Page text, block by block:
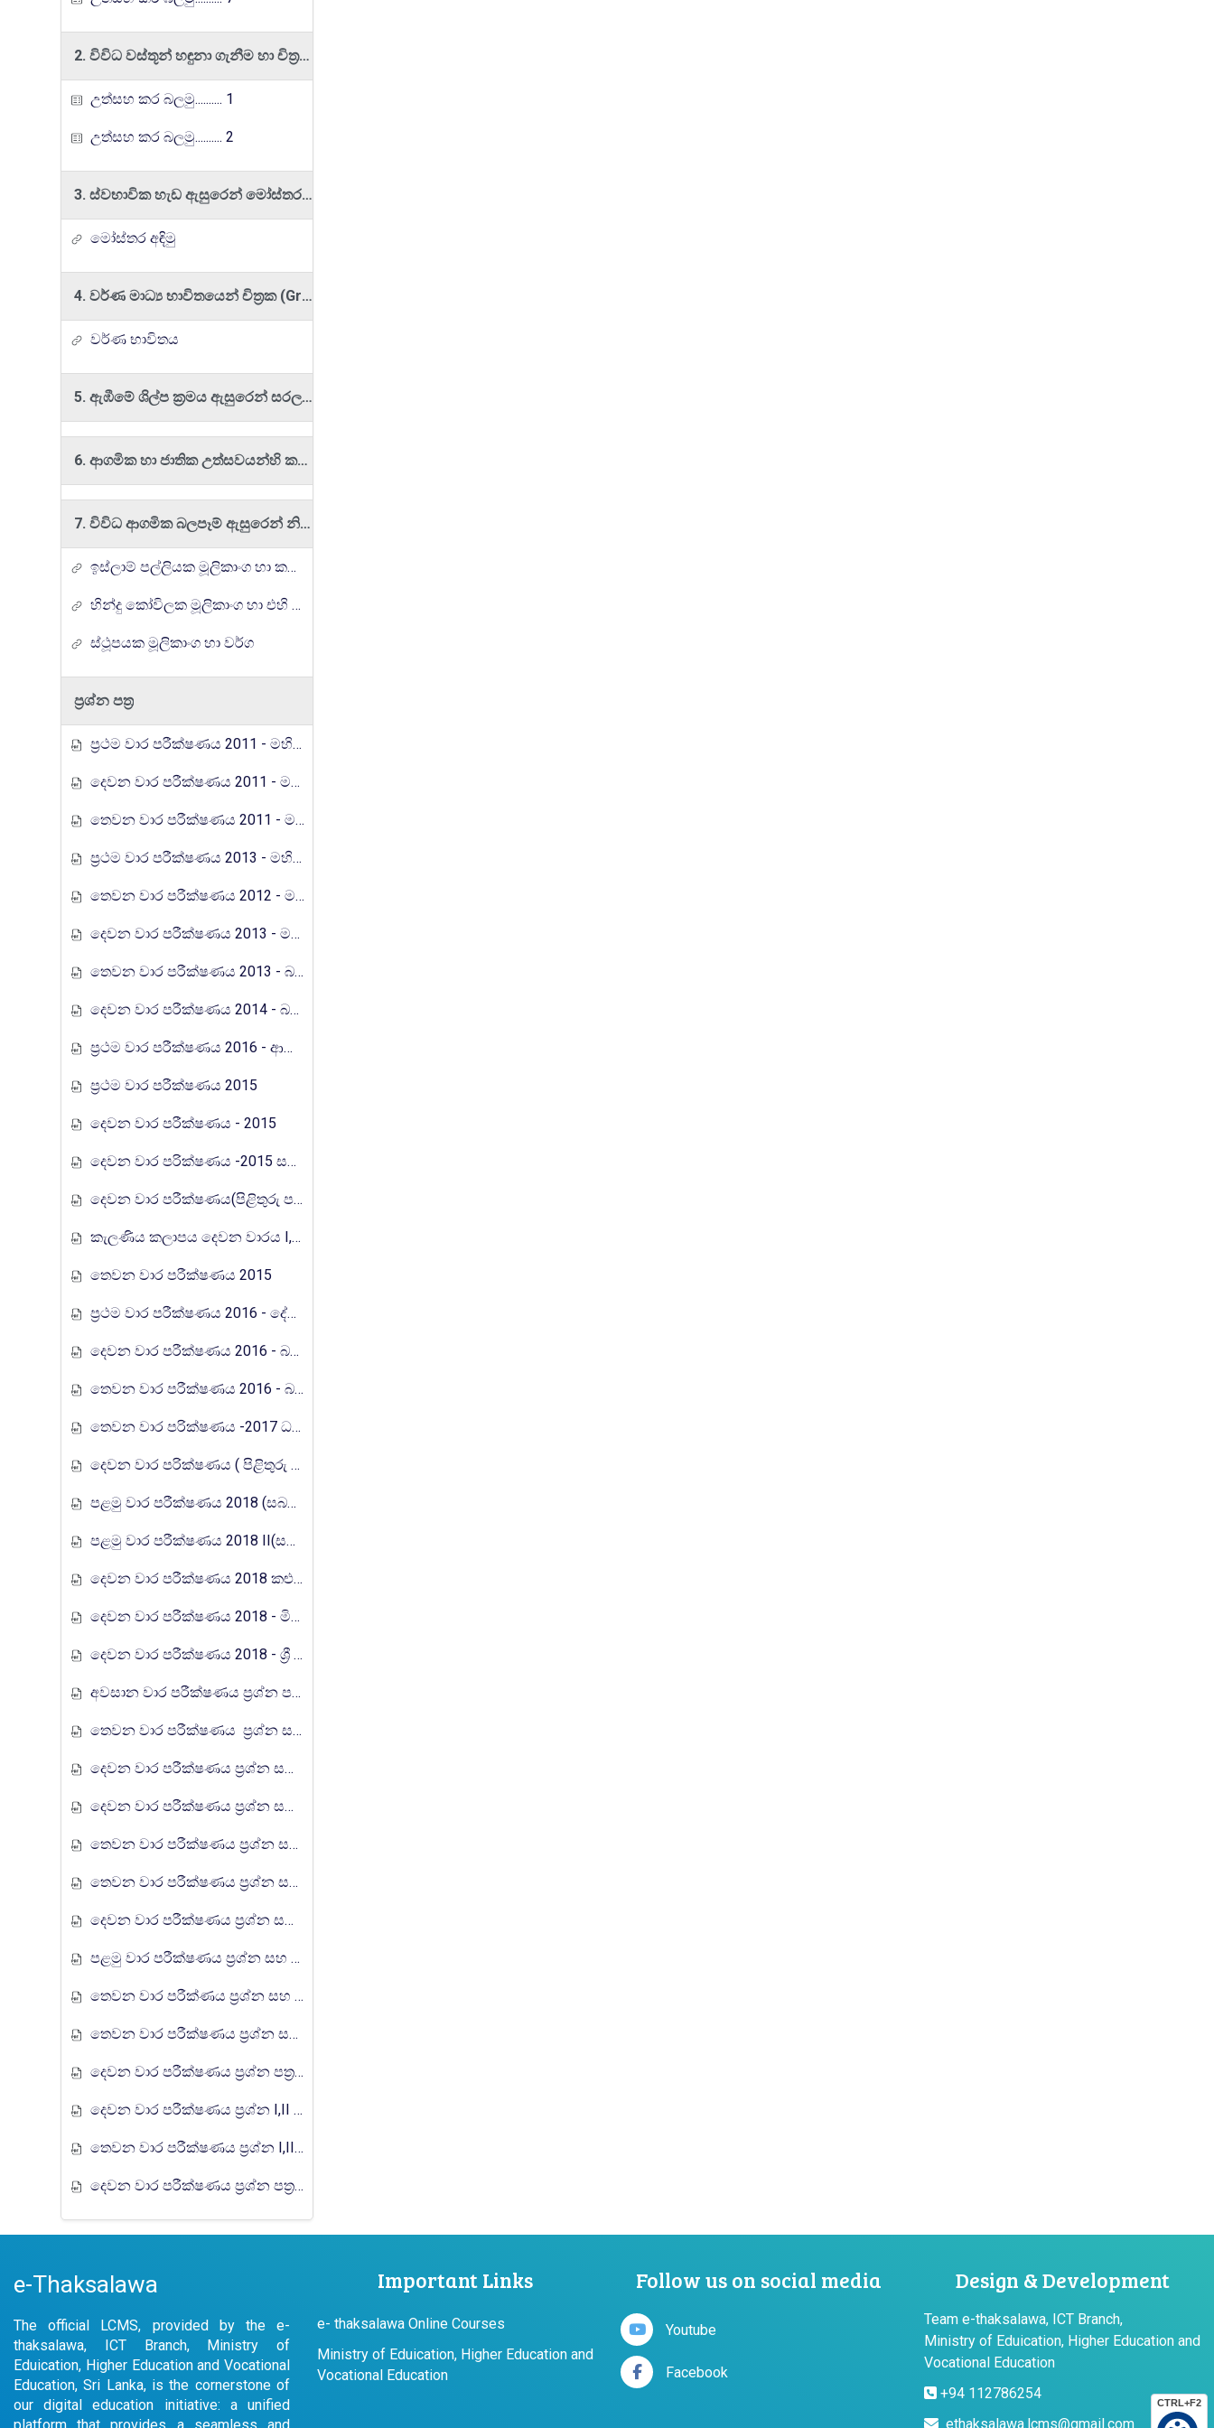
CTRL+F2
2. විවිධ වස්තූන් හඳුනා ගැනීම හා චිත්‍රකරණය කිරීම
උත්සහ කර බලමු.......... 1
උත්සහ කර බලමු.......... 2
3. ස්වභාවික හැඩ ඇසුරෙන් මෝස්තර නිර්මාණය
මෝස්තර අඳිමු
4. වර්ණ මාධ්‍ය භාවිතයෙන් චිත්‍රක (Graphic) නිර්මාණය
වර්ණ භාවිතය
5. ඇඹීමේ ශිල්ප ක්‍රමය ඇසුරෙන් සරල නිර්මාණයක් කරයි
6. ආගමික හා ජාතික උත්සවයන්හි කලාත්මක අංග රසාස්වාදය
7. විවිධ ආගමික බලපෑම් ඇසුරෙන් නිර්මාණය වූ කලා අංග
ඉස්ලාම් පල්ලියක මූලිකාංග හා කලා නිර්මාණ
හින්දු කෝවිලක මූලිකාංග හා එහි කලා නිර්මාණ
ස්ථූපයක මූලිකාංග හා වර්ග
ප්‍රශ්න පත්‍ර
ප්‍රථම වාර පරීක්ෂණය 2011 - මහින්ද රාජපක්ෂ විද්‍යාලය
දෙවන වාර පරීක්ෂණය 2011 - මහින්ද රාජපක්ෂ විද්‍යාලය
තෙවන වාර පරීක්ෂණය 2011 - මහින්ද රාජපක්ෂ විද්‍යාලය
ප්‍රථම වාර පරීක්ෂණය 2013 - මහින්ද රාජපක්ෂ විද්‍යාලය
තෙවන වාර පරීක්ෂණය 2012 - මහින්ද රාජපක්ෂ විද්‍යාලය
දෙවන වාර පරීක්ෂණය 2013 - මහින්ද රාජපක්ෂ විද්‍යාලය.පිටිපන
තෙවන වාර පරීක්ෂණය 2013 - බස්නාහිර පළාත
දෙවන වාර පරීක්ෂණය 2014 - බස්නාහිර පළාත
ප්‍රථම වාර පරීක්ෂණය 2016 - ආනන්ද විද්‍යාලය, කොළඹ 10
ප්‍රථම වාර පරීක්ෂණය 2015
දෙවන වාර පරීක්ෂණය - 2015
දෙවන වාර පරික්ෂණය -2015 සබරගමුව පළාත
දෙවන වාර පරීක්ෂණය(පිළිතුරු පත්‍ර) - 2015
කැලණිය කලාපය දෙවන වාරය I,II ප්‍රශ්න පත්‍ර 2015
තෙවන වාර පරීක්ෂණය 2015
ප්‍රථම වාර පරීක්ෂණය 2016 - දේවි බාලිකා විද්‍යාලය, කොළඹ
දෙවන වාර පරීක්ෂණය 2016 - බස්නාහිර පළාත
තෙවන වාර පරීක්ෂණය 2016 - බස්නාහිර පළාත
තෙවන වාර පරික්ෂණය -2017 ධර්මදුත විද්‍යාලය
දෙවන වාර පරික්ෂණය ( පිළිතුරු පත්‍රය) -2015 සබරගමුව පළාත
පළමු වාර පරීක්ෂණය 2018 (සබරගමු පළාත)
පළමු වාර පරීක්ෂණය 2018 II(සබරගමු පළාත)
දෙවන වාර පරීක්ෂණය 2018 කළුතර කලාපය I,II
දෙවන වාර පරීක්ෂණය 2018 - මිනුවන්ගොඩ කලාපය
දෙවන වාර පරීක්ෂණය 2018 - ශ්‍රී ජයවර්ධනපුර අධ්‍යාපන කලාපය
අවසාන වාර පරීක්ෂණය ප්‍රශ්න පත්‍රය I,II 2018 -දකුණු පළාත් අධ්‍යාපන දෙපාර්තමේන්තුව
තෙවන වාර පරීක්ෂණය ප්‍රශ්න සහ උත්තර පත්‍රය I,II -මධ්‍යම පළාත් අධ්‍යාපන දෙපාර්තමේන්තුව 2019
දෙවන වාර පරීක්ෂණය ප්‍රශ්න සහ පිළිතුරු පත්‍රය I,II - දකුණු පළාත් අධ්‍යාපන දෙපාර්තමේන්තුව 2019
දෙවන වාර පරීක්ෂණය ප්‍රශ්න සහ පිළිතුරු පත්‍රය I,II - වයඹ පළාත් අධ්‍යාපන දෙපාර්තමේන්තුව
තෙවන වාර පරීක්ෂණය ප්‍රශ්න සහ පිළිතුරු පත්‍රය I,II - වයඹ පළාත් අධ්‍යාපන දෙපාර්තමේන්තුව 2018
තෙවන වාර පරීක්ෂණය ප්‍රශ්න සහ පිළිතුරු පත්‍රය I,II - වයඹ පළාත් අධ්‍යාපන දෙපාර්තමේන්තුව 2019
දෙවන වාර පරීක්ෂණය ප්‍රශ්න සහ පිළිතුරු පත්‍රය I,II - වයඹ පළාත් අධ්‍යාපන දෙපාර්තමේන්තුව 2019
පළමු වාර පරීක්ෂණය ප්‍රශ්න සහ පිළිතුරු පත්‍රය I,II වයඹ පළාත් අධ්‍යාපන දෙපාර්තමේන්තුව 2019
තෙවන වාර පරීක්ණය ප්‍රශ්න සහ පිළිතුරු පත්‍රය I,II වයඹ පළාත් අධ්‍යාපන දෙපාර්තමේන්තුව 2021
තෙවන වාර පරීක්ෂණය ප්‍රශ්න සහ පිළිතුරු පත්‍රය I,II - වයඹ පළාත් අධ්‍යාපන දෙපාර්තමේන්තුව 2022
දෙවන වාර පරීක්ෂණය ප්‍රශ්න පත්‍රය I,II - වයඹ පළාත් අධ්‍යාපන දෙපාර්තමේන්තුව 2023
දෙවන වාර පරීක්ෂණය ප්‍රශ්න I,II - වයඹ පළාත් අධ්‍යාපන දෙපාර්තමේන්තුව 2024
තෙවන වාර පරීක්ෂණය ප්‍රශ්න I,II - වයඹ පළාත් අධ්‍යාපන දෙපාර්තමේන්තුව 2024
දෙවන වාර පරීක්ෂණය ප්‍රශ්න පත්‍රය I,II - වයඹ පළාත් අධ්‍යාපන දෙපාර්තමේන්තුව 2025
e-Thaksalawa
The official LCMS, provided by the e-
thaksalawa, ICT Branch, Ministry of
Eduication, Higher Education and Vocational
Education, Sri Lanka, is the cornerstone of
our digital education initiative: a unified
Important Links
e- thaksalawa Online Courses
Ministry of Eduication, Higher Education and
Vocational Education
Follow us on social media
Youtube
Facebook
Design & Development
Team e-thaksalawa, ICT Branch,
Ministry of Eduication, Higher Education and
Vocational Education
+94 112786254
ethaksalawa.lcms@gmail.com